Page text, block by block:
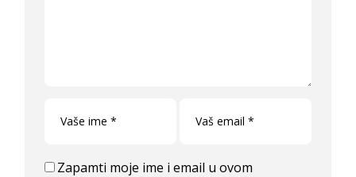
Zapamti moje ime i email u ovom